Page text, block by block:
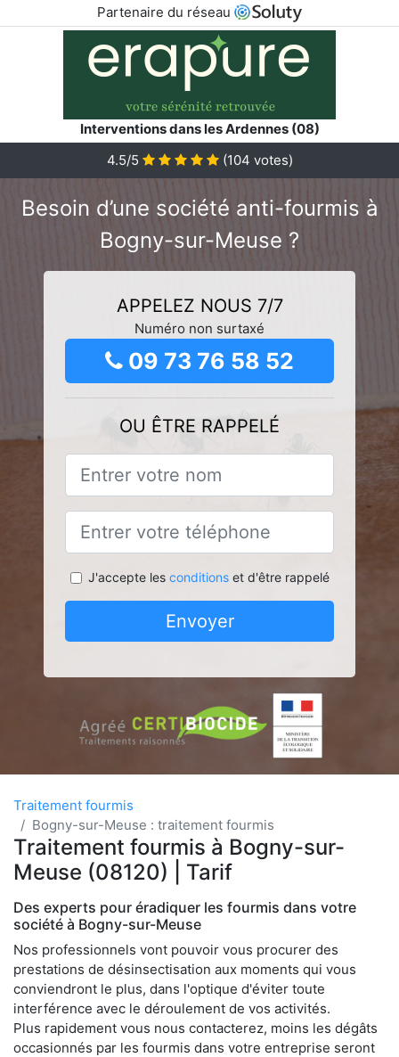
Partenaire du réseau
Interventions dans les Ardennes (08)
4.5/5
(104 votes)
Besoin d’une société anti-fourmis à
Bogny-sur-Meuse ?
APPELEZ NOUS 7/7
Numéro non surtaxé
09 73 76 58 52
OU ÊTRE RAPPELÉ
J'accepte les conditionset d'être rappelé
Envoyer
Traitement fourmis
Bogny-sur-Meuse : traitement fourmis
Traitement fourmis à Bogny-sur-
Meuse (08120) | Tarif
Des experts pour éradiquer les fourmis dans votre
société à Bogny-sur-Meuse
Nos professionnels vont pouvoir vous procurer des
prestations de désinsectisation aux moments qui vous
conviendront le plus, dans l'optique d'éviter toute
interférence avec le déroulement de vos activités.
Plus rapidement vous nous contacterez, moins les dégâts
occasionnés par les fourmis dans votre entreprise seront